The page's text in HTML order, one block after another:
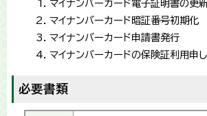
マイナンバーカード電子証明書の更
マイナンバーカード暗証番号初期化
マイナンバーカード申請書発行
マイナンバーカードの保険証利用申
必要書類​